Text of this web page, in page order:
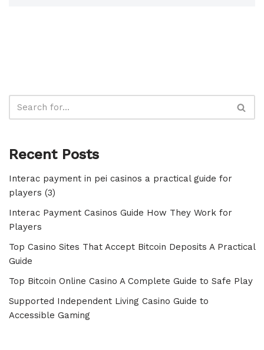
Recent Posts
Interac payment in pei casinos a practical guide for
players (3)
Interac Payment Casinos Guide How They Work for
Players
Top Casino Sites That Accept Bitcoin Deposits A Practical
Guide
Top Bitcoin Online Casino A Complete Guide to Safe Play
Supported Independent Living Casino Guide to
Accessible Gaming